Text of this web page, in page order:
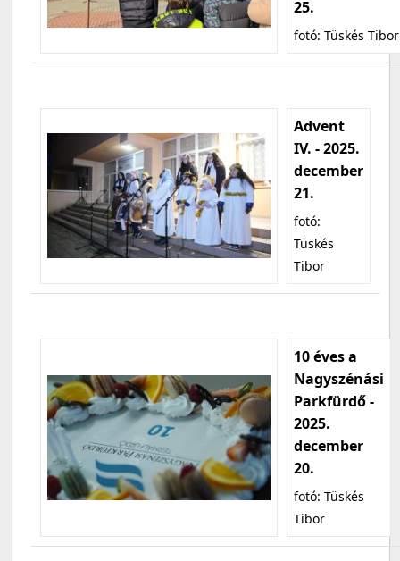
25.
fotó: Tüskés Tibor
Advent
IV. - 2025.
december
21.
fotó:
Tüskés
Tibor
10 éves a
Nagyszénási
Parkfürdő -
2025.
december
20.
fotó: Tüskés
Tibor